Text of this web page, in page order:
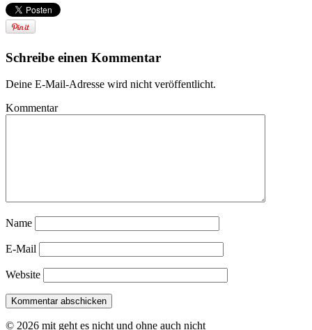
Schreibe einen Kommentar
Deine E-Mail-Adresse wird nicht veröffentlicht.
Kommentar
Name
E-Mail
Website
© 2026 mit geht es nicht und ohne auch nicht